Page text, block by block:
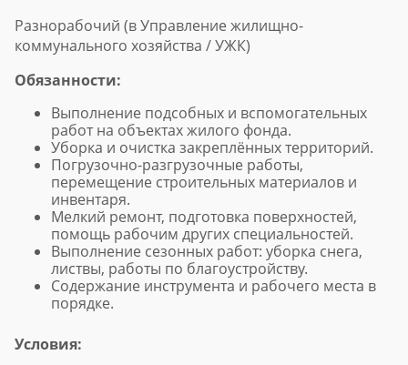
Разнорабочий (в Управление жилищно-
коммунального хозяйства / УЖК)
Обязанности:
Выполнение подсобных и вспомогательных
работ на объектах жилого фонда.
Уборка и очистка закреплённых территорий.
Погрузочно-разгрузочные работы,
перемещение строительных материалов и
инвентаря.
Мелкий ремонт, подготовка поверхностей,
помощь рабочим других специальностей.
Выполнение сезонных работ: уборка снега,
листвы, работы по благоустройству.
Содержание инструмента и рабочего места в
порядке.
Условия: